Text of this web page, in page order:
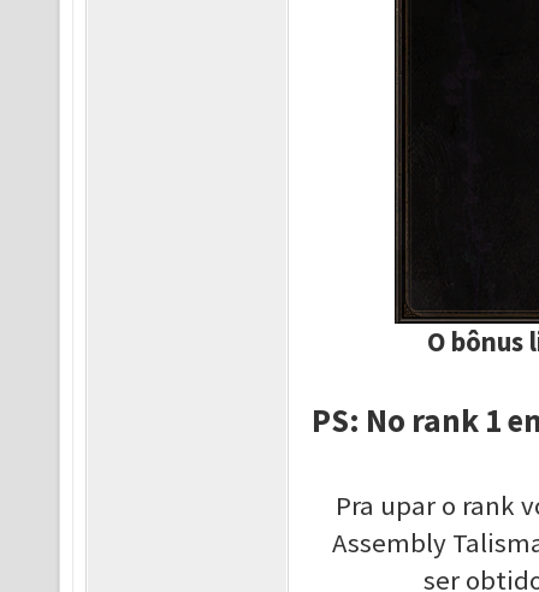
O bônus
PS: No rank 1
Pra upar o rank
Assembly
ser